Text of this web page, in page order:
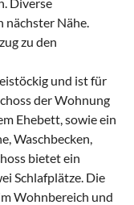
nächster Nähe.
zu den
und ist für
der Wohnung
Ehebett, sowie ein
Waschbecken,
bietet ein
Schlafplätze. Die
Wohnbereich und